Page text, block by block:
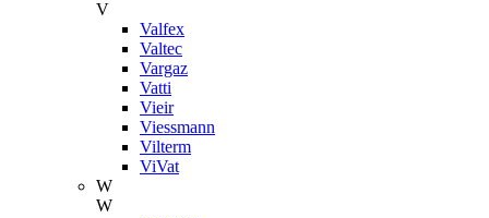
V
Valfex
Valtec
Vargaz
Vatti
Vieir
Viessmann
Vilterm
ViVat
W
W